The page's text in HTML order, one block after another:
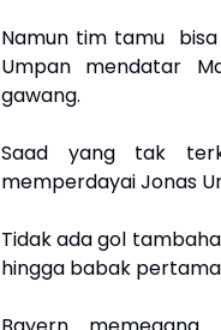
Namun tim tamu bisa
Umpan mendatar
gawang.
Saad yang tak
memperdayai Jonas
Tidak ada gol
hingga babak pertama